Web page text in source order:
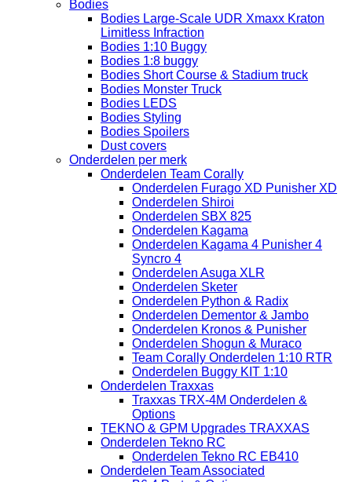
Bodies
Bodies Large-Scale UDR Xmaxx Kraton
Limitless Infraction
Bodies 1:10 Buggy
Bodies 1:8 buggy
Bodies Short Course & Stadium truck
Bodies Monster Truck
Bodies LEDS
Bodies Styling
Bodies Spoilers
Dust covers
Onderdelen per merk
Onderdelen Team Corally
Onderdelen Furago XD Punisher XD
Onderdelen Shiroi
Onderdelen SBX 825
Onderdelen Kagama
Onderdelen Kagama 4 Punisher 4
Syncro 4
Onderdelen Asuga XLR
Onderdelen Sketer
Onderdelen Python & Radix
Onderdelen Dementor & Jambo
Onderdelen Kronos & Punisher
Onderdelen Shogun & Muraco
Team Corally Onderdelen 1:10 RTR
Onderdelen Buggy KIT 1:10
Onderdelen Traxxas
Traxxas TRX-4M Onderdelen &
Options
TEKNO & GPM Upgrades TRAXXAS
Onderdelen Tekno RC
Onderdelen Tekno RC EB410
Onderdelen Team Associated